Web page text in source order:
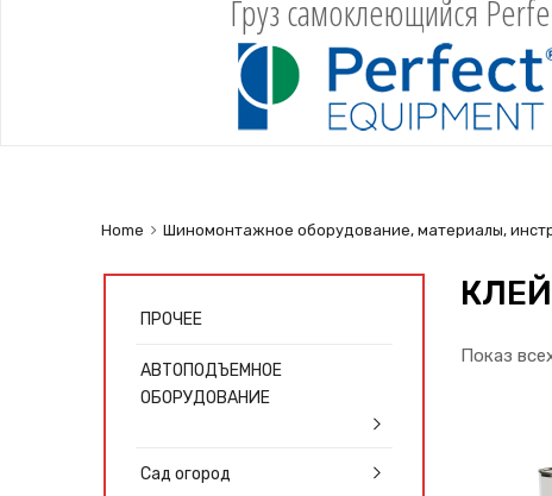
Груз самоклеющийся
Home Шиномонтажное оборудование, материалы,
Показ
ПРОЧЕЕ
АВТОПОДЪЕМНОЕ
ОБОРУДОВАНИЕ
Сад огород